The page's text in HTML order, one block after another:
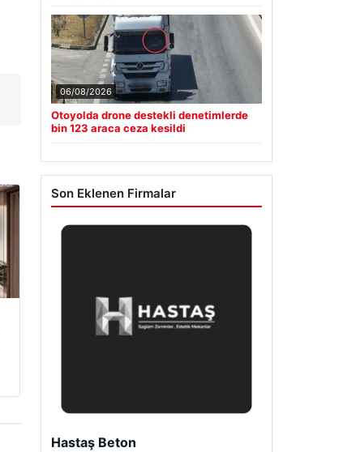
06/08/2026
Otoyolda drone destekli denetimlerde
bin 123 araca ceza kesildi
Son Eklenen Firmalar
Enes Kaplan Avukatlık Bürosu